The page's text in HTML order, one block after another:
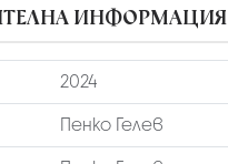
ИНФОРМАЦИЯ
2024
Пенко Гелев